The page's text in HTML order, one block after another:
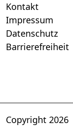
Kontakt
Impressum
Datenschutz
Barrierefreiheit
Copyright 2026